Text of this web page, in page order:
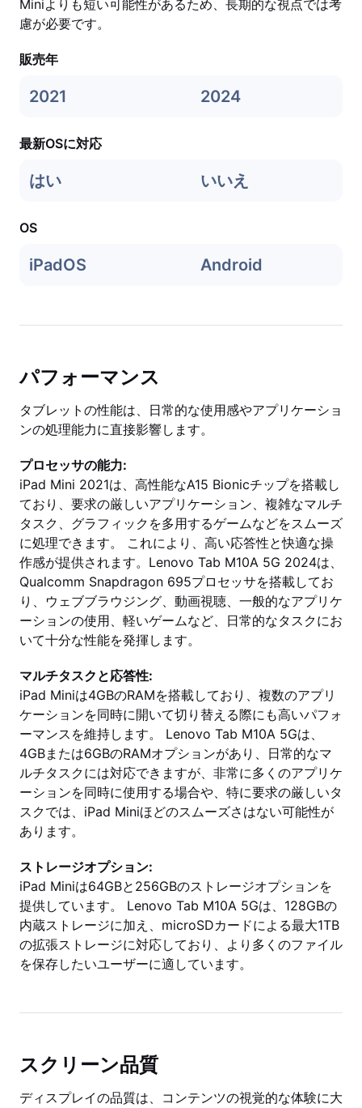
Miniよりも短い可能性があるため、長期的な視点では考
慮が必要です。
販売年
2021 2024
最新OSに対応
はい いいえ
OS
iPadOS Android
パフォーマンス
タブレットの性能は、日常的な使用感やアプリケーショ
ンの処理能力に直接影響します。
プロセッサの能力:
iPad Mini 2021は、高性能なA15 Bionicチップを搭載し
ており、要求の厳しいアプリケーション、複雑なマルチ
タスク、グラフィックを多用するゲームなどをスムーズ
に処理できます。 これにより、高い応答性と快適な操
作感が提供されます。Lenovo Tab M10A 5G 2024は、
Qualcomm Snapdragon 695プロセッサを搭載してお
り、ウェブブラウジング、動画視聴、一般的なアプリケ
ーションの使用、軽いゲームなど、日常的なタスクにお
いて十分な性能を発揮します。
マルチタスクと応答性:
iPad Miniは4GBのRAMを搭載しており、複数のアプリ
ケーションを同時に開いて切り替える際にも高いパフォ
ーマンスを維持します。 Lenovo Tab M10A 5Gは、
4GBまたは6GBのRAMオプションがあり、日常的なマ
ルチタスクには対応できますが、非常に多くのアプリケ
ーションを同時に使用する場合や、特に要求の厳しいタ
スクでは、iPad Miniほどのスムーズさはない可能性が
あります。
ストレージオプション:
iPad Miniは64GBと256GBのストレージオプションを
提供しています。 Lenovo Tab M10A 5Gは、128GBの
内蔵ストレージに加え、microSDカードによる最大1TB
の拡張ストレージに対応しており、より多くのファイル
を保存したいユーザーに適しています。
スクリーン品質
ディスプレイの品質は、コンテンツの視覚的な体験に大